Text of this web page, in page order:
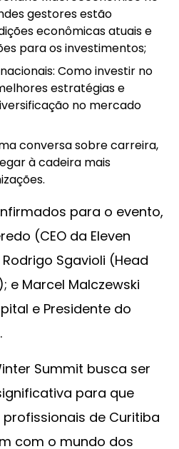
gestores estão
econômicas atuais e
para os investimentos;
Como investir no
estratégias e
no mercado
conversa sobre carreira,
à cadeira mais
para o evento,
(CEO da Eleven
Sgavioli (Head
e Marcel Malczewski
e Presidente do
Summit busca ser
para que
de Curitiba
com o mundo dos